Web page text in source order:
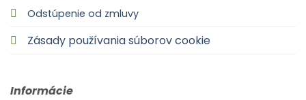
Odstúpenie od zmluvy
Zásady používania súborov cookie
Informácie